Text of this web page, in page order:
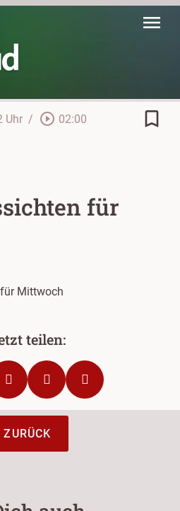
menu
Uhr / play_circle_outline 02:00 bookmark_border
für
Mittwoch
ZURÜCK